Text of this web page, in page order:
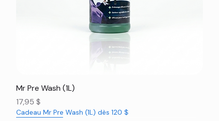
Mr Pre Wash (1L)
Prix
17,95 $
Cadeau Mr Pre Wash (1L) dès 120 $